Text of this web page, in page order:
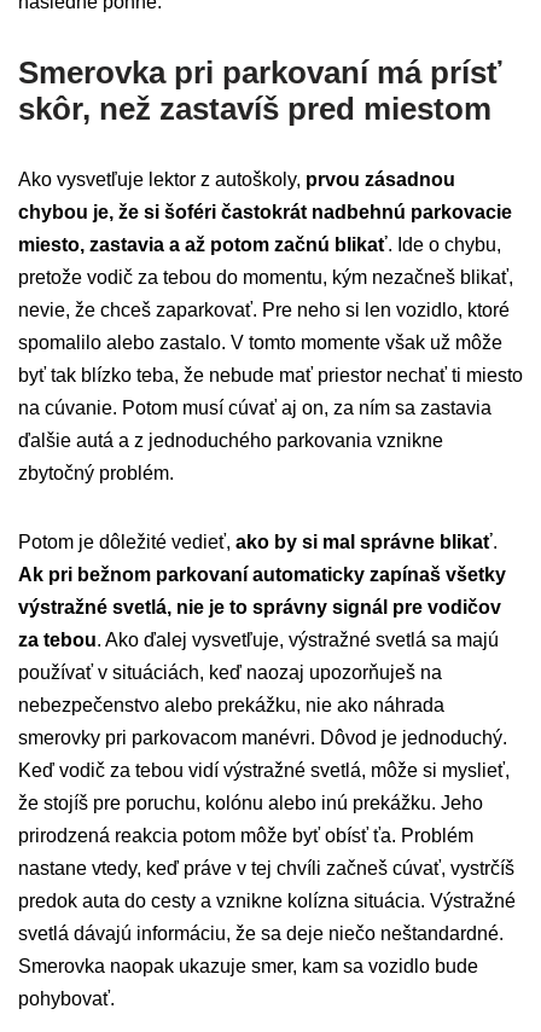
Smerovka pri parkovaní má prísť
skôr, než zastavíš pred miestom
Ako vysvetľuje lektor z autoškoly, prvou zásadnou
chybou je, že si šoféri častokrát nadbehnú parkovacie
miesto, zastavia a až potom začnú blikať. Ide o chybu,
pretože vodič za tebou do momentu, kým nezačneš blikať,
nevie, že chceš zaparkovať. Pre neho si len vozidlo, ktoré
spomalilo alebo zastalo. V tomto momente však už môže
byť tak blízko teba, že nebude mať priestor nechať ti miesto
na cúvanie. Potom musí cúvať aj on, za ním sa zastavia
ďalšie autá a z jednoduchého parkovania vznikne
zbytočný problém.
Potom je dôležité vedieť, ako by si mal správne blikať.
Ak pri bežnom parkovaní automaticky zapínaš všetky
výstražné svetlá, nie je to správny signál pre vodičov
za tebou. Ako ďalej vysvetľuje, výstražné svetlá sa majú
používať v situáciách, keď naozaj upozorňuješ na
nebezpečenstvo alebo prekážku, nie ako náhrada
smerovky pri parkovacom manévri. Dôvod je jednoduchý.
Keď vodič za tebou vidí výstražné svetlá, môže si myslieť,
že stojíš pre poruchu, kolónu alebo inú prekážku. Jeho
prirodzená reakcia potom môže byť obísť ťa. Problém
nastane vtedy, keď práve v tej chvíli začneš cúvať, vystrčíš
predok auta do cesty a vznikne kolízna situácia. Výstražné
svetlá dávajú informáciu, že sa deje niečo neštandardné.
Smerovka naopak ukazuje smer, kam sa vozidlo bude
pohybovať.